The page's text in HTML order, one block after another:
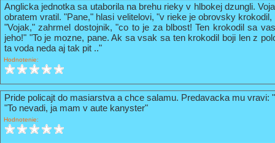
Anglicka jednotka sa utaborila na brehu rieky v hlbokej dzungli.
obratem vratil. "Pane," hlasi velitelovi, "v rieke je obrovsky
"Vojak," zahrmel dostojnik, "co to je za blbost! Ten krokodil sa
jeho!" "To je mozne, pane. Ak sa vsak sa ten krokodil boji len z
ta voda neda aj tak pit .."
Hodnotenie:
Pride policajt do masiarstva a chce salamu. Predavacka mu vravi:
"To nevadi, ja mam v aute kanyster"
Hodnotenie: